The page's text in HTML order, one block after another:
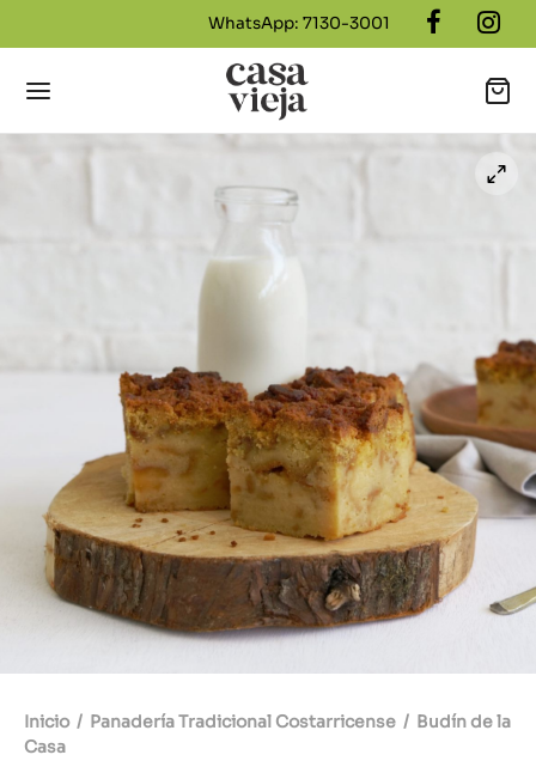
WhatsApp: 7130-3001
Inicio / Panadería Tradicional Costarricense / Budín de la
Casa
más TOP
Salados
Dulces
brioche
cocina a tu mesa